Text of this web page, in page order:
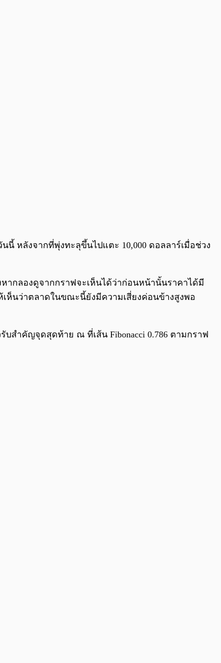
0:00
นี้ หลังจากที่พุ่งทะลุขึ้นไปแตะ 10,000 ดอลลาร์เมื่อช่วง
หากลองดูจากกราฟจะเห็นได้ว่าก่อนหน้านั้นราคาได้มี
ห็นว่าตลาดในขณะนี้ยังมีความเสี่ยงค่อนข้างสูงพอ
บสำคัญจุดสุดท้าย ณ ที่เส้น Fibonacci 0.786 ตามกราฟ